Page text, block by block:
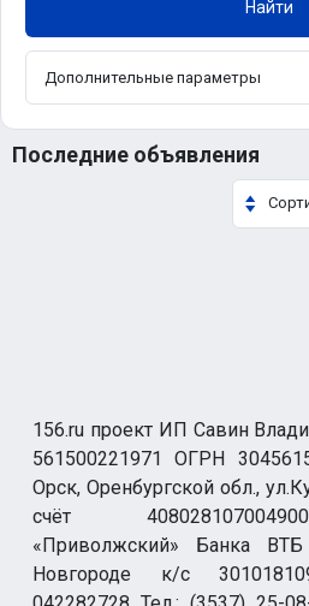
Найти
Дополнительные параметры
Последние объявления
156.ru проект ИП Савин
561500221971 ОГРН
Орск, Оренбургской обл.,
счёт
«Приволжский» Банка
Новгороде к/с